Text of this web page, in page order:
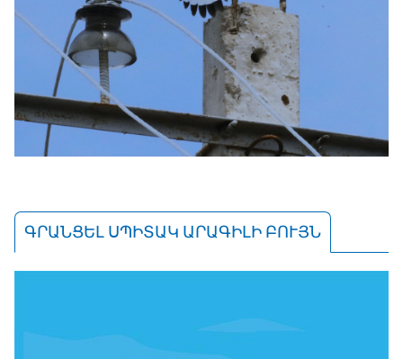
ԳՐԱՆՑԵԼ ՍՊԻՏԱԿ ԱՐԱԳԻԼԻ ԲՈՒՅՆ